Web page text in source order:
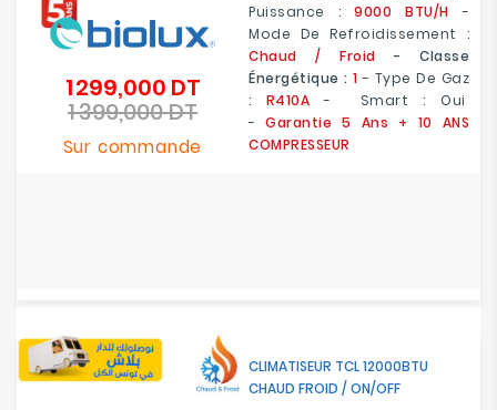
Puissance :
9000 BTU/H -
Mode De Refroidissement :
Chaud / Froid - Classe
Énergétique : 1 - Type De Gaz
: R410A- Smart : Oui
-
Garantie 5 Ans + 10 ANS
COMPRESSEUR
1 299,000 DTPrix
1 399,000 DTPrix
Sur commande
CLIMATISEUR TCL 12000BTU
CHAUD FROID / ON/OFF